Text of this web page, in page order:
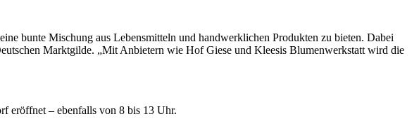
bunte Mischung aus Lebensmitteln und handwerklichen Produkten zu bieten. Dabei
Marktgilde. „Mit Anbietern wie Hof Giese und Kleesis Blumenwerkstatt wird die
eröffnet – ebenfalls von 8 bis 13 Uhr.